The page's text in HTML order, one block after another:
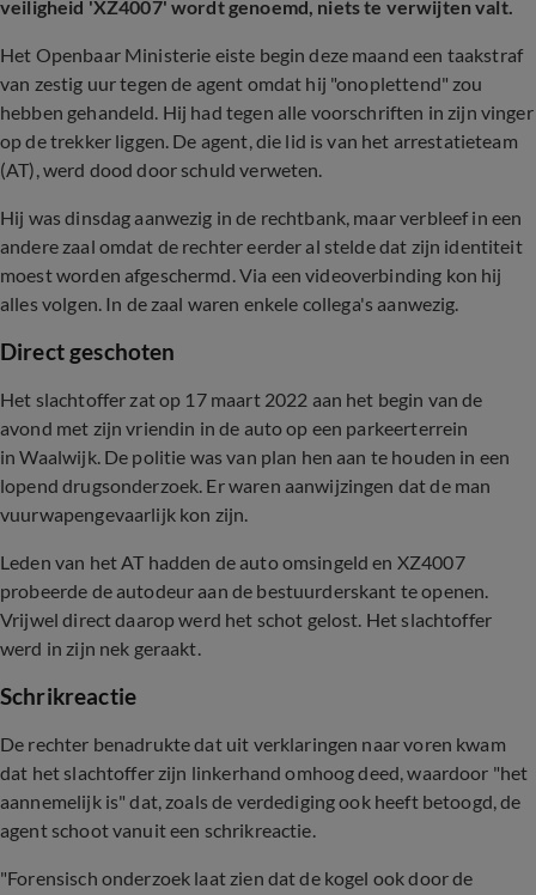
veiligheid 'XZ4007' wordt genoemd, niets te verwijten valt.
Het Openbaar Ministerie eiste begin deze maand een taakstraf
van zestig uur tegen de agent omdat hij "onoplettend" zou
hebben gehandeld. Hij had tegen alle voorschriften in zijn vinger
op de trekker liggen. De agent, die lid is van het arrestatieteam
(AT), werd dood door schuld verweten.
Hij was dinsdag aanwezig in de rechtbank, maar verbleef in een
andere zaal omdat de rechter eerder al stelde dat zijn identiteit
moest worden afgeschermd. Via een videoverbinding kon hij
alles volgen. In de zaal waren enkele collega's aanwezig.
Direct geschoten
Het slachtoffer zat op 17 maart 2022 aan het begin van de
avond met zijn vriendin in de auto op een parkeerterrein
in Waalwijk. De politie was van plan hen aan te houden in een
lopend drugsonderzoek. Er waren aanwijzingen dat de man
vuurwapengevaarlijk kon zijn.
Leden van het AT hadden de auto omsingeld en XZ4007
probeerde de autodeur aan de bestuurderskant te openen.
Vrijwel direct daarop werd het schot gelost. Het slachtoffer
werd in zijn nek geraakt.
Schrikreactie
De rechter benadrukte dat uit verklaringen naar voren kwam
dat het slachtoffer zijn linkerhand omhoog deed, waardoor "het
aannemelijk is" dat, zoals de verdediging ook heeft betoogd, de
agent schoot vanuit een schrikreactie.
"Forensisch onderzoek laat zien dat de kogel ook door de